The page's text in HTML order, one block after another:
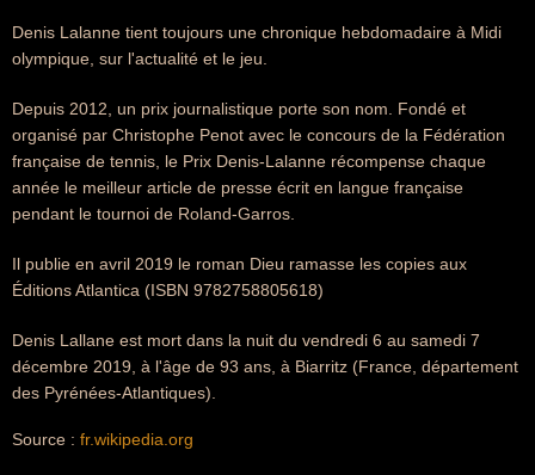
Denis Lalanne tient toujours une chronique hebdomadaire à Midi
olympique, sur l'actualité et le jeu.
Depuis 2012, un prix journalistique porte son nom. Fondé et
organisé par Christophe Penot avec le concours de la Fédération
française de tennis, le Prix Denis-Lalanne récompense chaque
année le meilleur article de presse écrit en langue française
pendant le tournoi de Roland-Garros.
Il publie en avril 2019 le roman Dieu ramasse les copies aux
Éditions Atlantica (ISBN 9782758805618)
Denis Lallane est mort dans la nuit du vendredi 6 au samedi 7
décembre 2019, à l'âge de 93 ans, à Biarritz (France, département
des Pyrénées-Atlantiques).
Source : fr.wikipedia.org